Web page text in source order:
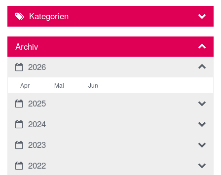
Kategorien
Archiv
2026
Apr Mai Jun
2025
2024
2023
2022